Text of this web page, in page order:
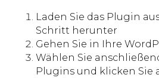
Laden Sie das Plugin
Schritt herunter
Gehen Sie in Ihre
Wählen Sie
Plugins und klicken Sie